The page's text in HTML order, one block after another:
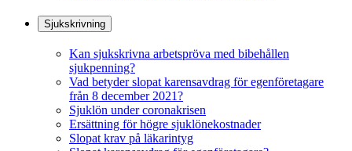
Sjukskrivning
Kan sjukskrivna arbetspröva med bibehållen
sjukpenning?
Vad betyder slopat karensavdrag för egenföretagare
från 8 december 2021?
Sjuklön under coronakrisen
Ersättning för högre sjuklönekostnader
Slopat krav på läkarintyg